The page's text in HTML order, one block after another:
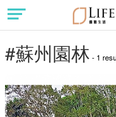
#蘇州園林 - 1